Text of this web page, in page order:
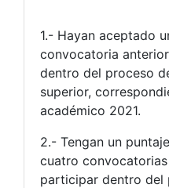
1.- Hayan aceptado
convocatoria
dentro del proceso
superior,
académico 2021.
2.- Tengan un
cuatro
participar dentro del